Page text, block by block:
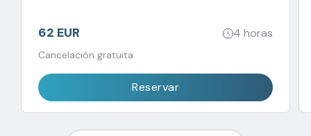
62 EUR 4 horas
Cancelación gratuita
Reservar